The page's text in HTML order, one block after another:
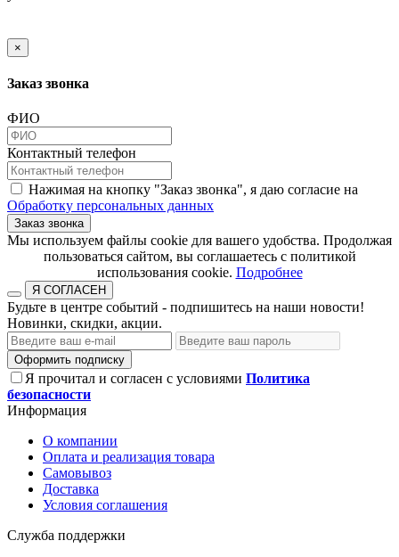
×
Заказ звонка
ФИО
Контактный телефон
Нажимая на кнопку "Заказ звонка", я даю согласие на
Обработку персональных данных
Заказ звонка
​​​​​​​Мы используем файлы cookie для вашего удобства. Продолжая
пользоваться сайтом, вы соглашаетесь с политикой
использования cookie.​​​​​​​ Подробнее
Я СОГЛАСЕН
Будьте в центре событий - подпишитесь на наши новости!
Новинки, скидки, акции.
Оформить подписку
Я прочитал и согласен с условиями Политика
безопасности
Информация
О компании
Оплата и реализация товара
Самовывоз
Доставка
Условия соглашения
Служба поддержки